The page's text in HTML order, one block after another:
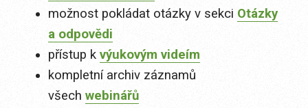
možnost pokládat otázky v sekci Otázky
a odpovědi
přístup k výukovým videím
kompletní archiv záznamů
všech webinářů